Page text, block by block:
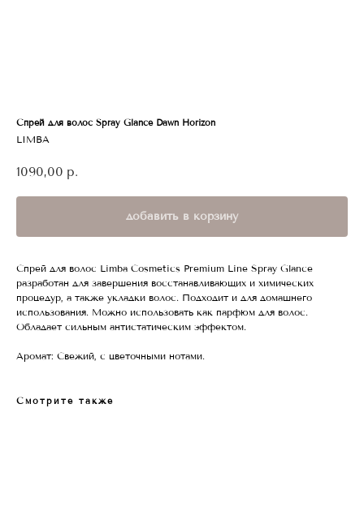
Спрей для волос Spray Glance Dawn Horizon
LIMBA
1090,00 р.
добавить в корзину
Спрей для волос Limba Cosmetics Premium Line Spray Glance
разработан для завершения восстанавливающих и химических
процедур, а также укладки волос. Подходит и для домашнего
использования. Можно использовать как парфюм для волос.
Обладает сильным антистатическим эффектом.
Аромат: Свежий, с цветочными нотами.
Смотрите также